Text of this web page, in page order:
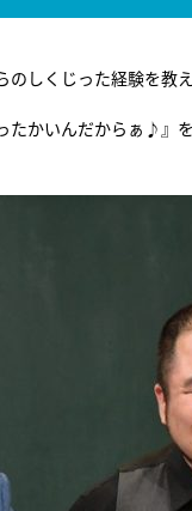
しくじった経験を教
かいんだからぁ♪』